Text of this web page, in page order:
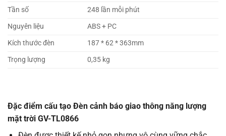
Tần số
248 lần mỗi phút
Nguyên liệu
ABS + PC
Kích thước đèn
187 * 62 * 363mm
Trọng lượng
0,35 kg
Đặc điểm cấu tạo Đèn cảnh báo giao thông năng lượng
mặt trời GV-TL0866